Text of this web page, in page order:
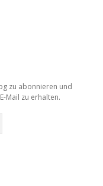
zu abonnieren und
Mail zu erhalten.